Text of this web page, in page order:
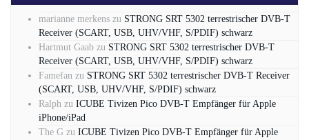
marianne merkens zu STRONG SRT 5302 terrestrischer DVB-T
Receiver (SCART, USB, UHV/VHF, S/PDIF) schwarz
Hartmut Gaab zu STRONG SRT 5302 terrestrischer DVB-T
Receiver (SCART, USB, UHV/VHF, S/PDIF) schwarz
Famefan zu STRONG SRT 5302 terrestrischer DVB-T Receiver
(SCART, USB, UHV/VHF, S/PDIF) schwarz
Ralph zu ICUBE Tivizen Pico DVB-T Empfänger für Apple
iPhone/iPad
The G zu ICUBE Tivizen Pico DVB-T Empfänger für Apple